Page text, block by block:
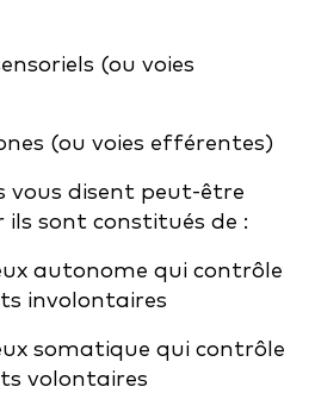
(ou voies
(ou voies efférentes)
vous disent peut-être
ils sont constitués de :
autonome qui contrôle
involontaires
somatique qui contrôle
volontaires